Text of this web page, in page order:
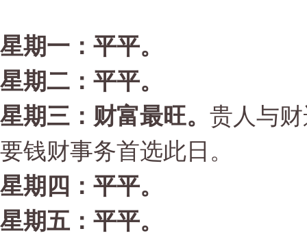
星期一：平平。
星期二：平平。
星期三：财富最旺。 贵人与
要钱财事务首选此日。
星期四：平平。
星期五：平平。